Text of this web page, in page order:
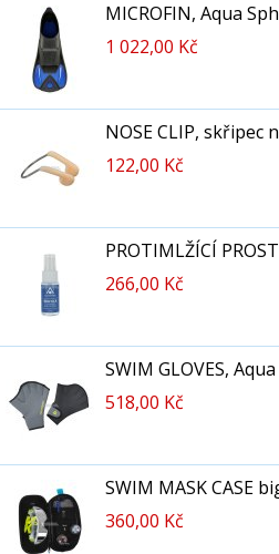
MICROFIN, Aqua
1 022,00 Kč
NOSE CLIP, skřipec
122,00 Kč
PROTIMLŽÍCÍ
266,00 Kč
SWIM GLOVES,
518,00 Kč
SWIM MASK CASE
360,00 Kč